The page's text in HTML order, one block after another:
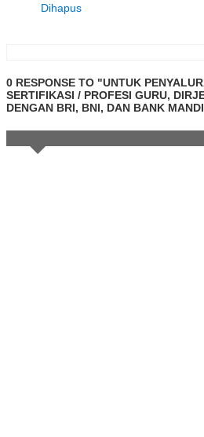
Dihapus
0 RESPONSE TO "UNTUK
SERTIFIKASI / PROFESI GURU,
DENGAN BRI, BNI, DAN BANK